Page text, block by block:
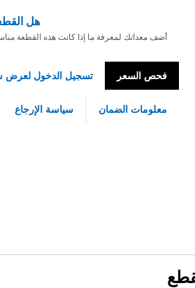
هل
أضف معداتك لمعرفة ما إذا كانت هذه القطعة
فحص السعر تسجيل الدخول لعرض
معلومات الضمان سياسة الإرجاع